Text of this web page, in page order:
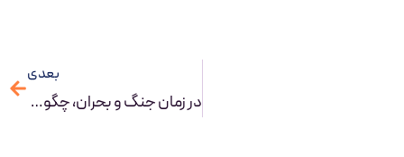
بعدی
در زمان جنگ و بحران، چگونه با BPM و BPMS، سازمانی تاب‌آور بسازیم؟